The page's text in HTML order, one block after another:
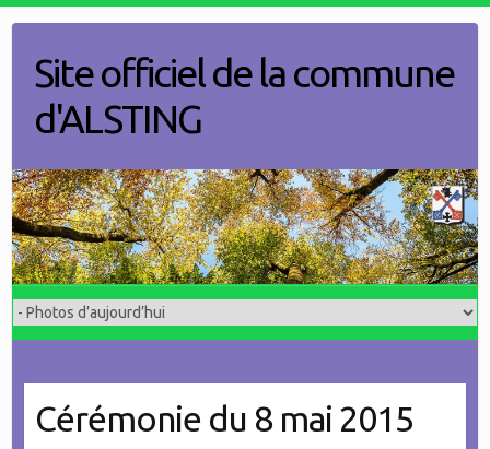
contentSite officiel de la commune
d'ALSTING
Cérémonie du 8 mai 2015